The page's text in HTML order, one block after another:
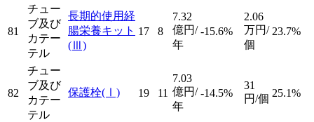
81
チュー
ブ及び
カテー
テル
長期的使用経
腸栄養キット
(Ⅲ)
17 8
7.32
億円/
年
-15.6%
2.06
万円/
個
23.7%
82
チュー
ブ及び
カテー
テル
保護栓(Ⅰ) 19 11
7.03
億円/
年
-14.5%
31
円/個 25.1%